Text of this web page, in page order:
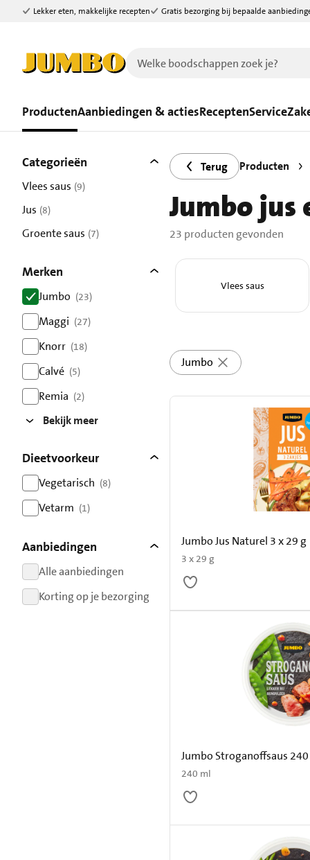
Ga naar zoeken
Ga naar hoofdinhoud
Lekker eten, makkelijke recepten Gratis bezorging bij bepaalde
ProductenAanbiedingen & actiesReceptenService
23 producten gevonden.
Filters
Categorieën
Vlees saus (9)
Jus (8)
Groente saus (7)
Merken
Jumbo (23)
resultaten
Maggi (27)
resultaten
Knorr (18)
resultaten
Calvé (5)
resultaten
Remia (2)
Bekijk meer
Dieetvoorkeur
Vegetarisch (8)
resultaten
Vetarm (1)
Aanbiedingen
Alle aanbiedingen
resultaten
Korting op je bezorging
Terug Producten
Jumbo jus
23 producten gevonden
Vlees saus
Jumbo
Jumbo Jus Naturel 3 x 29 g
3 x 29 g
Jumbo Stroganoffsaus
240 ml